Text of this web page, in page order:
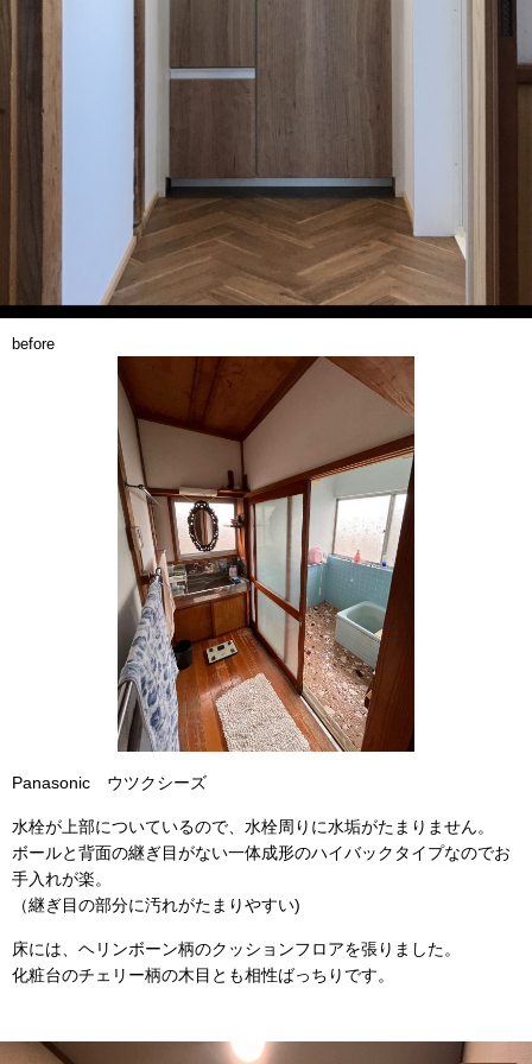
before
Panasonic ウツクシーズ
水栓が上部についているので、水栓周りに水垢がたまりません。
ボールと背面の継ぎ目がない一体成形のハイバックタイプなのでお
手入れが楽。
（継ぎ目の部分に汚れがたまりやすい)
床には、ヘリンボーン柄のクッションフロアを張りました。
化粧台のチェリー柄の木目とも相性ばっちりです。